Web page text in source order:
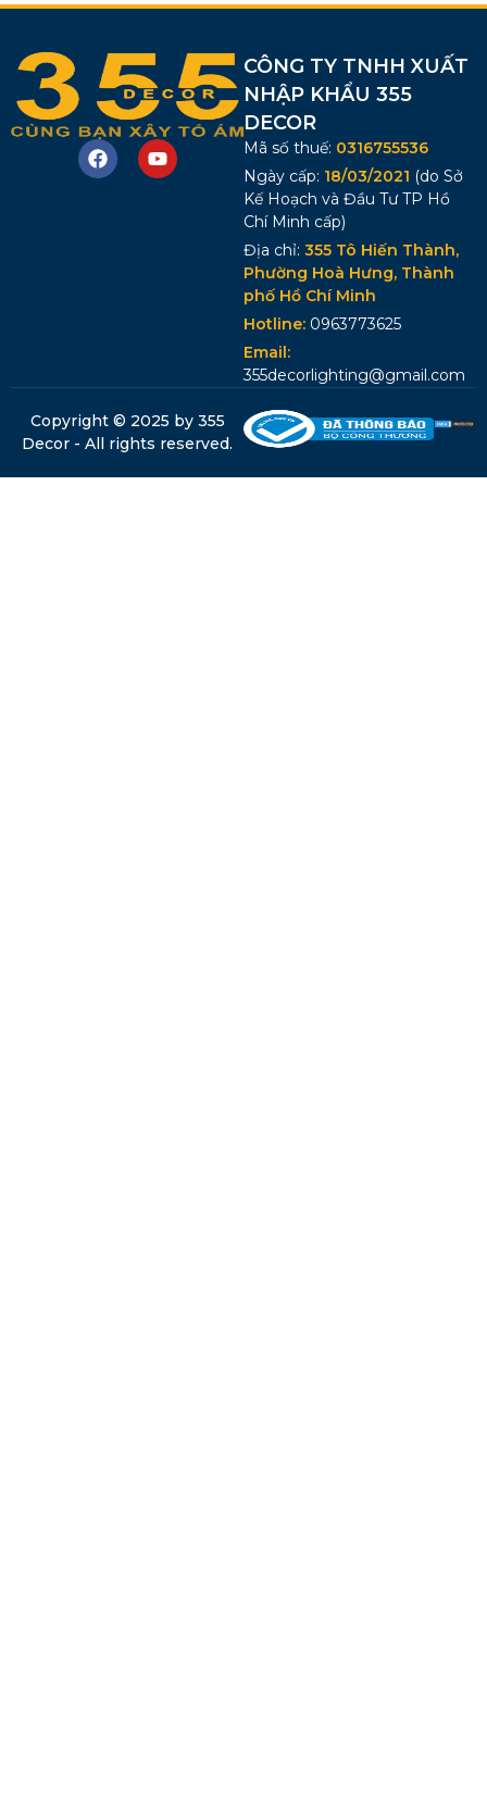
CÔNG TY TNHH XUẤT
NHẬP KHẨU 355
DECOR
Mã số thuế: 0316755536
Ngày cấp: 18/03/2021 (do Sở
Kế Hoạch và Đầu Tư TP Hồ
Chí Minh cấp)
Địa chỉ: 355 Tô Hiến Thành,
Phường Hoà Hưng, Thành
phố Hồ Chí Minh
Hotline: 0963773625
Email:
355decorlighting@gmail.com
Copyright © 2025 by 355
Decor - All rights reserved.